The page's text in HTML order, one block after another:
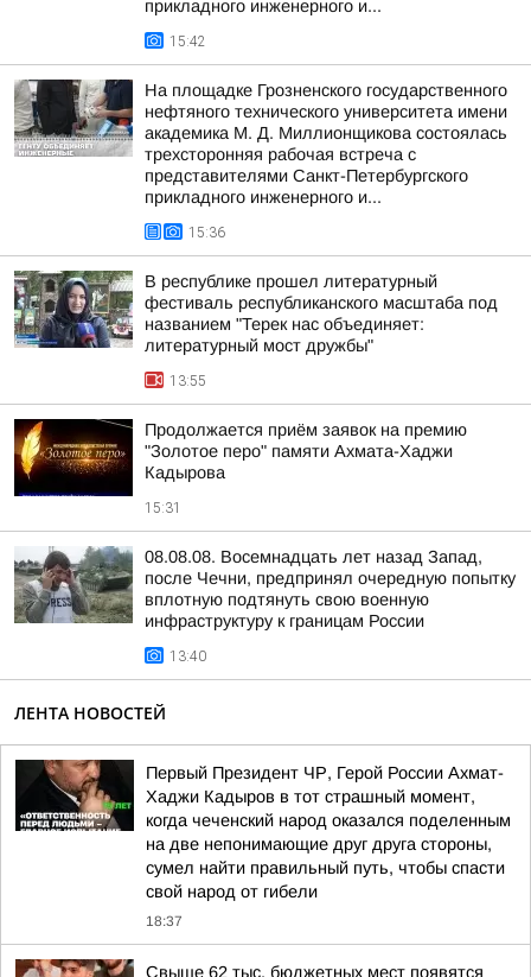
прикладного инженерного и...
15:42
На площадке Грозненского государственного
нефтяного технического университета имени
академика М. Д. Миллионщикова состоялась
трехсторонняя рабочая встреча с
представителями Санкт-Петербургского
прикладного инженерного и...
15:36
В республике прошел литературный
фестиваль республиканского масштаба под
названием "Терек нас объединяет:
литературный мост дружбы"
13:55
Продолжается приём заявок на премию
"Золотое перо" памяти Ахмата-Хаджи
Кадырова
15:31
08.08.08. Восемнадцать лет назад Запад,
после Чечни, предпринял очередную попытку
вплотную подтянуть свою военную
инфраструктуру к границам России
13:40
ЛЕНТА НОВОСТЕЙ
Первый Президент ЧР, Герой России Ахмат-
Хаджи Кадыров в тот страшный момент,
когда чеченский народ оказался поделенным
на две непонимающие друг друга стороны,
сумел найти правильный путь, чтобы спасти
свой народ от гибели
18:37
Свыше 62 тыс. бюджетных мест появятся